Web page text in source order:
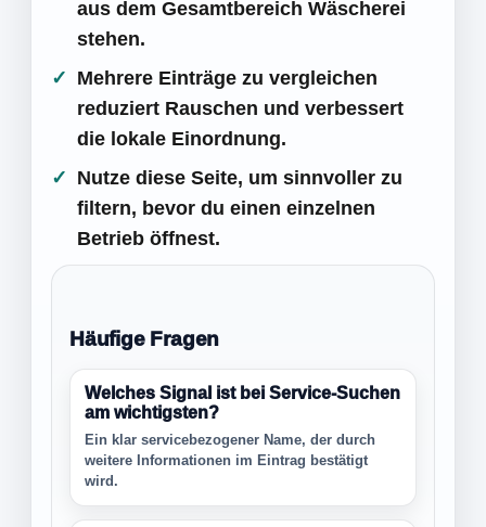
aus dem Gesamtbereich Wäscherei
stehen.
Mehrere Einträge zu vergleichen
reduziert Rauschen und verbessert
die lokale Einordnung.
Nutze diese Seite, um sinnvoller zu
filtern, bevor du einen einzelnen
Betrieb öffnest.
Häufige Fragen
Welches Signal ist bei Service-Suchen
am wichtigsten?
Ein klar servicebezogener Name, der durch
weitere Informationen im Eintrag bestätigt
wird.